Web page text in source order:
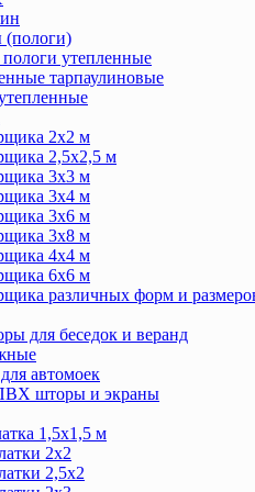
(пологи)
пологи утепленные
тарпаулиновые
2х2 м
2,5х2,5 м
3х3 м
3х4 м
3х6 м
3х8 м
4х4 м
6х6 м
различных форм и
для беседок и веранд
автомоек
шторы и экраны
1,5х1,5 м
2х2
2,5х2